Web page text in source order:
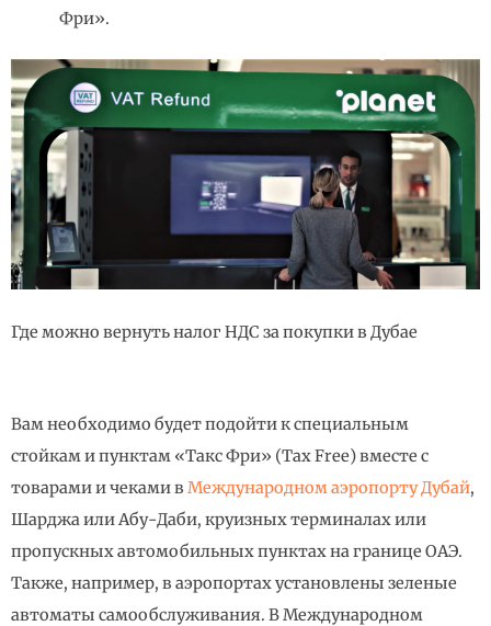
Фри».
Где можно вернуть налог НДС за покупки в Дубае
Вам необходимо будет подойти к специальным
стойкам и пунктам «Такс Фри» (Tax Free) вместе с
товарами и чеками в Международном аэропорту Дубай,
Шарджа или Абу-Даби, круизных терминалах или
пропускных автомобильных пунктах на границе ОАЭ.
Также, например, в аэропортах установлены зеленые
автоматы самообслуживания. В Международном